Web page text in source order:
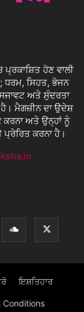
ਪ੍ਰਕਾਸ਼ਿਤ ਹੋਣ ਵਾਲੀ
ਧਰਮ, ਸਿਹਤ, ਭੋਜਨ
ਅਤੇ ਸੁੰਦਰਤਾ
ਮੈਗਜ਼ੀਨ ਦਾ ਉਦੇਸ਼
ਅਤੇ ਉਨ੍ਹਾਂ ਨੂੰ
ਕਰਨਾ ਹੈ।
ਇਸ਼ਤਿਹਾਰ
Conditions